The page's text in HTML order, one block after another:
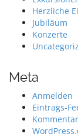
Herzliche
Jubiläum
Konzerte
Meta
Anmelden
Eintrags-